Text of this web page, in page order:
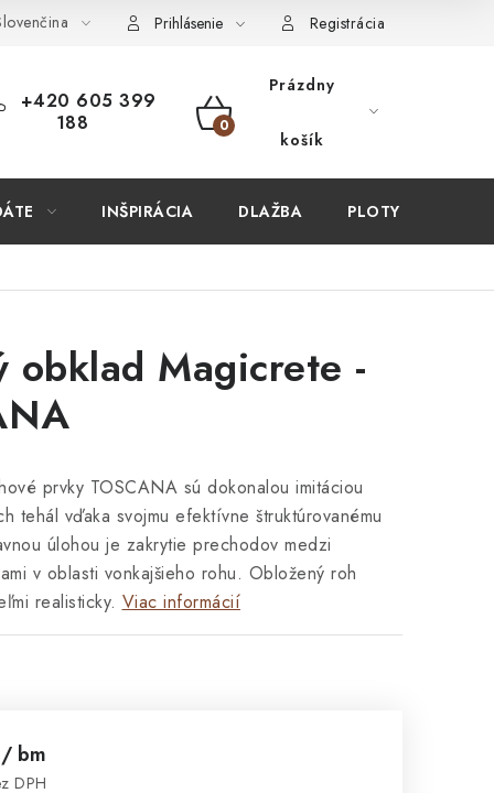
U NÁS? VIRTUÁLNA PREHLIADKA Obchodné
Prihlásenie Registrácia
+420 605 399
188
NÁKUPNÝ
Prázdny
košík
INŠPIRÁCIA DLAŽBA PLOTY
obklad Magicrete -
prvky TOSCANA sú dokonalou imitáciou
tehál vďaka svojmu efektívne štruktúrovanému
úlohou je zakrytie prechodov medzi
v oblasti vonkajšieho rohu. Obložený roh
realisticky. Viac informácií
/ bm
DPH